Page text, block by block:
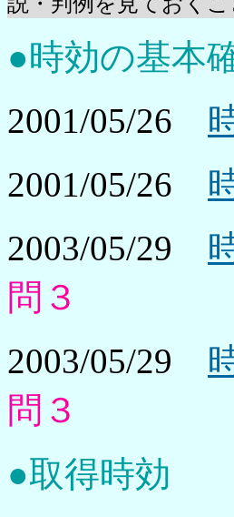
●時効の基本
2001/05/26
2001/05/26
2003/05/29
問３
2003/05/29
問３
●取得時効